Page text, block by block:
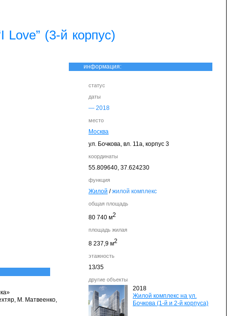
(3-й корпус)
информация:
статус
даты
— 2018
место
Москва
ул. Бочкова, вл. 11а, корпус 3
координаты
55.809640, 37.624230
функция
Жилой /жилой комплекс
общая площадь
80 740 м2
площадь жилая
8 237,9 м2
этажность
13/35
другие объекты
2018
Жилой комплекс на ул.
Бочкова (1-й и 2-й корпуса)
М. Матвеенко,